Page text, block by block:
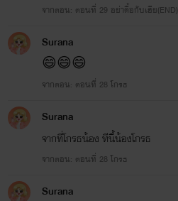
จากตอน: ตอนที่ 29 อย่าดื้อกับเฮีย(END)
Surana
😄😄😄
จากตอน: ตอนที่ 28 โกรธ
Surana
จากที่โกรธน้อง ทีนี้น้องโกรธ
จากตอน: ตอนที่ 28 โกรธ
Surana